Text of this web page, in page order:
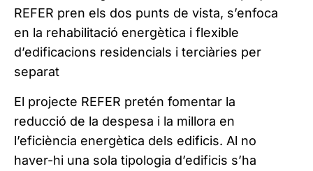
REFER pren els dos punts de vista, s’enfoca
en la rehabilitació energètica i flexible
d’edificacions residencials i terciàries per
separat
El projecte REFER pretén fomentar la
reducció de la despesa i la millora en
l’eficiència energètica dels edificis. Al no
haver-hi una sola tipologia d’edificis s’ha